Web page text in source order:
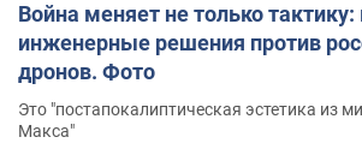
Война меняет не только
инженерные решения против
дронов. Фото
Это "постапокалиптическая эстетика из
Макса"